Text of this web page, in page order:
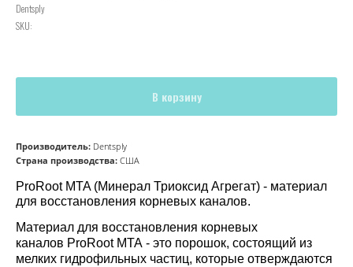
Dentsply
SKU:
В корзину
Производитель: Dentsply
Страна производства: США
ProRoot MTA (Минерал Триоксид Агрегат) - материал
для восстановления корневых каналов.
Материал для восстановления корневых
каналов ProRoot MTA - это порошок, состоящий из
мелких гидрофильных частиц, которые отверждаются